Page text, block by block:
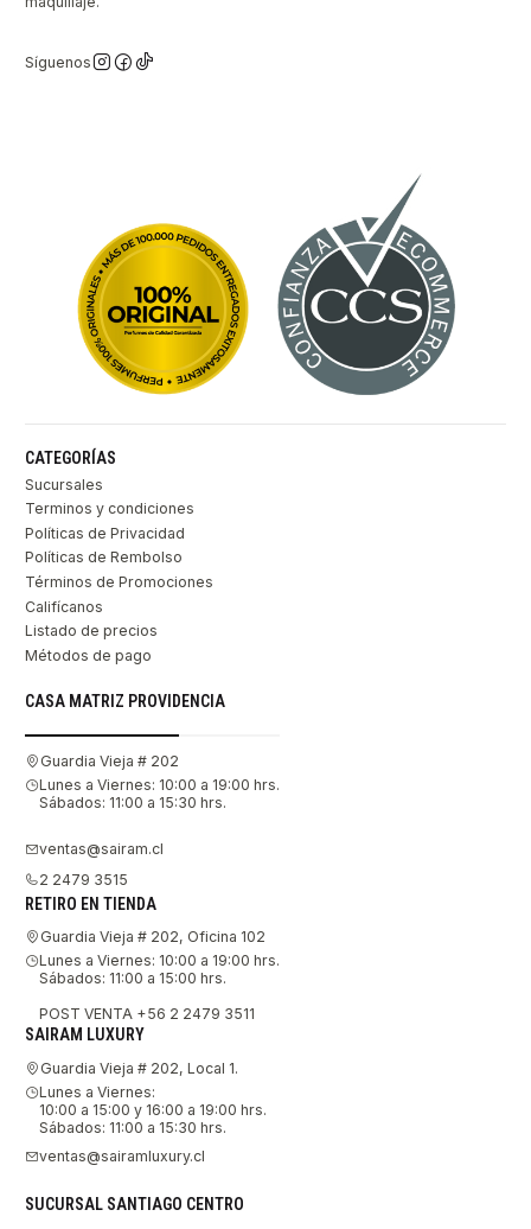
Síguenos
CATEGORÍAS
Sucursales
Terminos y condiciones
Políticas de Privacidad
Políticas de Rembolso
Términos de Promociones
Califícanos
Listado de precios
Métodos de pago
CASA MATRIZ PROVIDENCIA
Guardia Vieja # 202
Lunes a Viernes: 10:00 a 19:00 hrs.
Sábados: 11:00 a 15:30 hrs.
ventas@sairam.cl
2 2479 3515
RETIRO EN TIENDA
Guardia Vieja # 202, Oficina 102
Lunes a Viernes: 10:00 a 19:00 hrs.
Sábados: 11:00 a 15:00 hrs.
POST VENTA +56 2 2479 3511
SAIRAM LUXURY
Guardia Vieja # 202, Local 1.
Lunes a Viernes:
10:00 a 15:00 y 16:00 a 19:00 hrs.
Sábados: 11:00 a 15:30 hrs.
ventas@sairamluxury.cl
SUCURSAL SANTIAGO CENTRO